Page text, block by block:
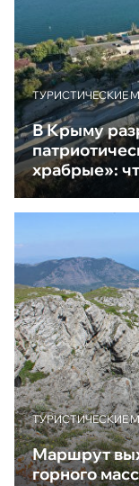
ТУРИСТИЧЕСКИЕ
В Крыму
храбрые»:
ТУРИСТИЧЕСКИЕ
Маршрут
горного